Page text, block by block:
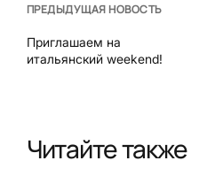
ПРЕДЫДУЩАЯ НОВОСТЬ
Приглашаем на
итальянский weekend!
Читайте также